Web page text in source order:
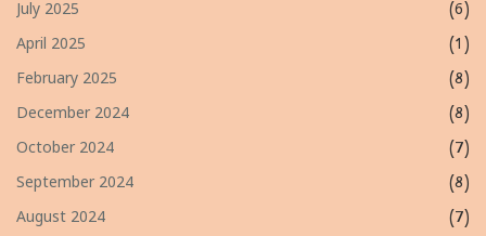
July 2025
(6)
April 2025
(1)
February 2025
(8)
December 2024
(8)
October 2024
(7)
September 2024
(8)
August 2024
(7)